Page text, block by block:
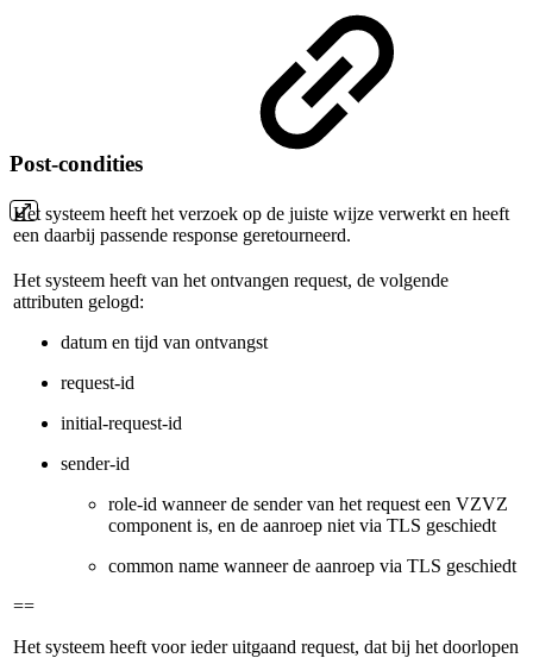
Post-condities
Het systeem heeft het verzoek op de juiste wijze verwerkt en heeft
een daarbij passende response geretourneerd.
Het systeem heeft van het ontvangen request, de volgende
attributen gelogd:
datum en tijd van ontvangst
request-id
initial-request-id
sender-id
role-id wanneer de sender van het request een VZVZ
component is, en de aanroep niet via TLS geschiedt
common name wanneer de aanroep via TLS geschiedt
==
Het systeem heeft voor ieder uitgaand request, dat bij het doorlopen